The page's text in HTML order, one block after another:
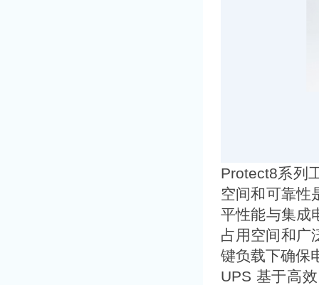
Protect8系列
空间和可靠性
平性能与集成
占用空间和广
键负载下确保
UPS 基于高